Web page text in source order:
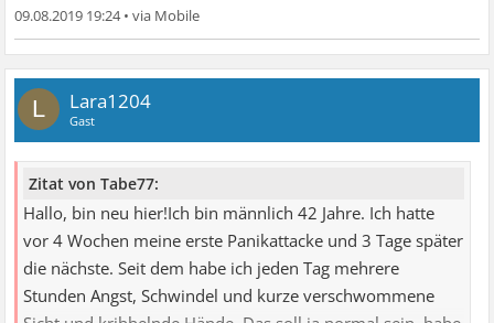
09.08.2019 19:24•
L Lara1204
Gast
Zitat von Tabe77:
Hallo, bin neu hier!Ich bin männlich 42 Jahre. Ich hatte
vor 4 Wochen meine erste Panikattacke und 3 Tage später
die nächste. Seit dem habe ich jeden Tag mehrere
Stunden Angst, Schwindel und kurze verschwommene